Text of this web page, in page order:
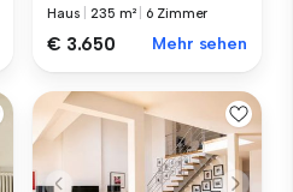
Haus |235 m² 6 Zimmer
€ 3.650 Mehr sehen